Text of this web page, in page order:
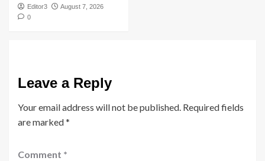
Editor3
August 7, 2026
0
Leave a Reply
Your email address will not be published. Required fields
are marked*
Comment *